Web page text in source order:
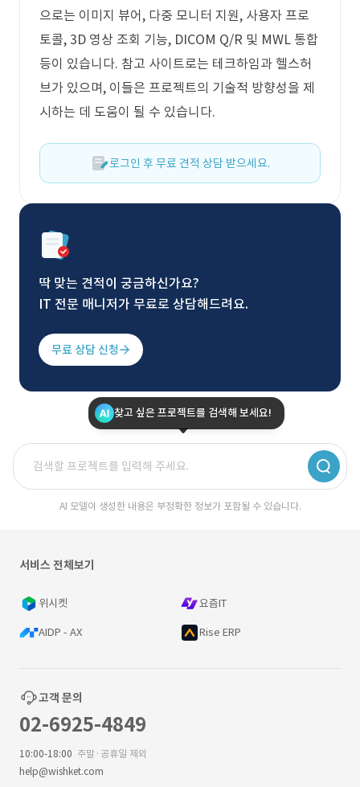
으로는 이미지 뷰어, 다중 모니터 지원, 사용자 프로
토콜, 3D 영상 조회 기능, DICOM Q/R 및 MWL 통합
등이 있습니다. 참고 사이트로는 테크하임과 헬스허
브가 있으며, 이들은 프로젝트의 기술적 방향성을 제
시하는 데 도움이 될 수 있습니다.
로그인 후 무료 견적 상담 받으세요.
딱 맞는 견적이 궁금하신가요?
IT 전문 매니저가 무료로 상담해드려요.
무료 상담 신청
찾고 싶은 프로젝트를 검색해 보세요!
AI 모델이 생성한 내용은 부정확한 정보가 포함될 수 있습니다.
서비스 전체보기
위시켓 요즘IT
AIDP - AX Rise ERP
고객 문의
02-6925-4849
10:00-18:00 주말·공휴일 제외
help@wishket.com